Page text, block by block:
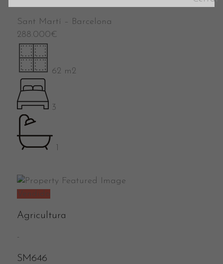
Sant Martí – Barcelona
288.000€
62 m2
3
1
Vendido
Agricultura
-
SM646